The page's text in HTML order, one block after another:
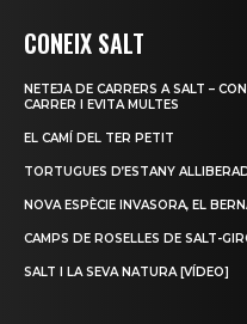
CONEIX SALT
NETEJA DE CARRERS A SALT –
CARRER I EVITA MULTES
EL CAMÍ DEL TER PETIT
TORTUGUES D’ESTANY
NOVA ESPÈCIE INVASORA, EL
CAMPS DE ROSELLES DE SALT-
SALT I LA SEVA NATURA [VÍDEO]